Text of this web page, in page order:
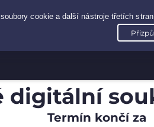
digitální
Termín končí za